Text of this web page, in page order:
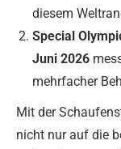
diesem
Special
Juni 2026
mehrfacher
Mit der
nicht nur auf die